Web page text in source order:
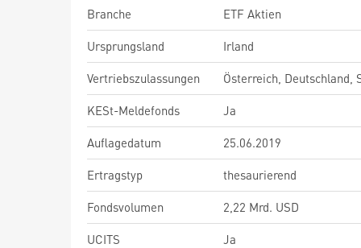
Branche
ETF Aktien
Ursprungsland
Irland
Vertriebszulassungen
Österreich, Deutschland,
KESt-Meldefonds
Ja
Auflagedatum
25.06.2019
Ertragstyp
thesaurierend
Fondsvolumen
2,22 Mrd. USD
UCITS
Ja